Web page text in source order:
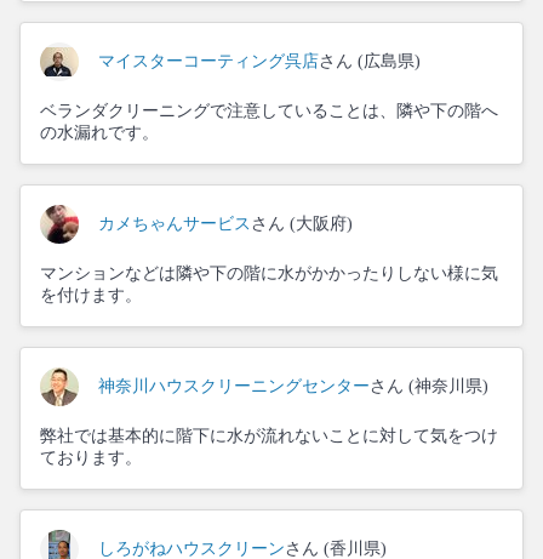
マイスターコーティング呉店さん (広島県)
ベランダクリーニングで注意していることは、隣や下の階へ
の水漏れです。
カメちゃんサービス さん (大阪府)
マンションなどは隣や下の階に水がかかったりしない様に気
を付けます。
神奈川ハウスクリーニングセンター さん (神奈川県)
弊社では基本的に階下に水が流れないことに対して気をつけ
ております。
しろがねハウスクリーン さん (香川県)